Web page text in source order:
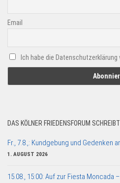
Email
Ich habe die Datenschutzerklärung
DAS KÖLNER FRIEDENSFORUM
Fr., 7.8.,: Kundgebung und Gedenken
1. AUGUST 2026
15.08., 15:00: Auf zur Fiesta Moncada